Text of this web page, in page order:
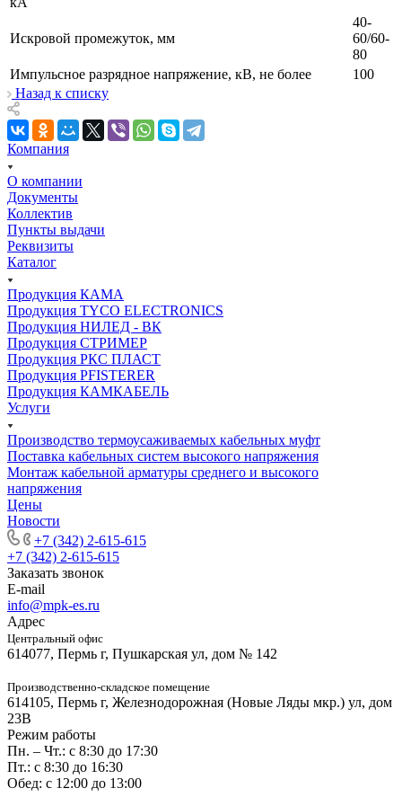
Искровой промежуток, мм
40-
60/60-
80
Импульсное разрядное напряжение, кВ, не более
100
Назад к списку
Компания
О компании
Документы
Коллектив
Пункты выдачи
Реквизиты
Каталог
Продукция КАМА
Продукция TYCO ELECTRONICS
Продукция НИЛЕД - ВК
Продукция СТРИМЕР
Продукция РКС ПЛАСТ
Продукция PFISTERER
Продукция КАМКАБЕЛЬ
Услуги
Производство термоусаживаемых кабельных муфт
Поставка кабельных систем высокого напряжения
Монтаж кабельной арматуры среднего и высокого
напряжения
Цены
Новости
+7 (342) 2-615-615
+7 (342) 2-615-615
Заказать звонок
E-mail
info@mpk-es.ru
Адрес
Центральный офис
614077, Пермь г, Пушкарская ул, дом № 142
Производственно-складское помещение
614105, Пермь г, Железнодорожная (Новые Ляды мкр.) ул, дом
23В
Режим работы
Пн. – Чт.: с 8:30 до 17:30
Пт.: с 8:30 до 16:30
Обед: с 12:00 до 13:00